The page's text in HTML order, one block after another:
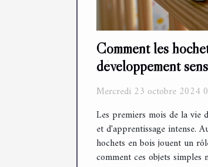
Comment les
développement
Mercredi 23 octobre 2024
Les premiers mois de la vie
et d'apprentissage intense.
hochets en bois jouent un
comment ces objets simples